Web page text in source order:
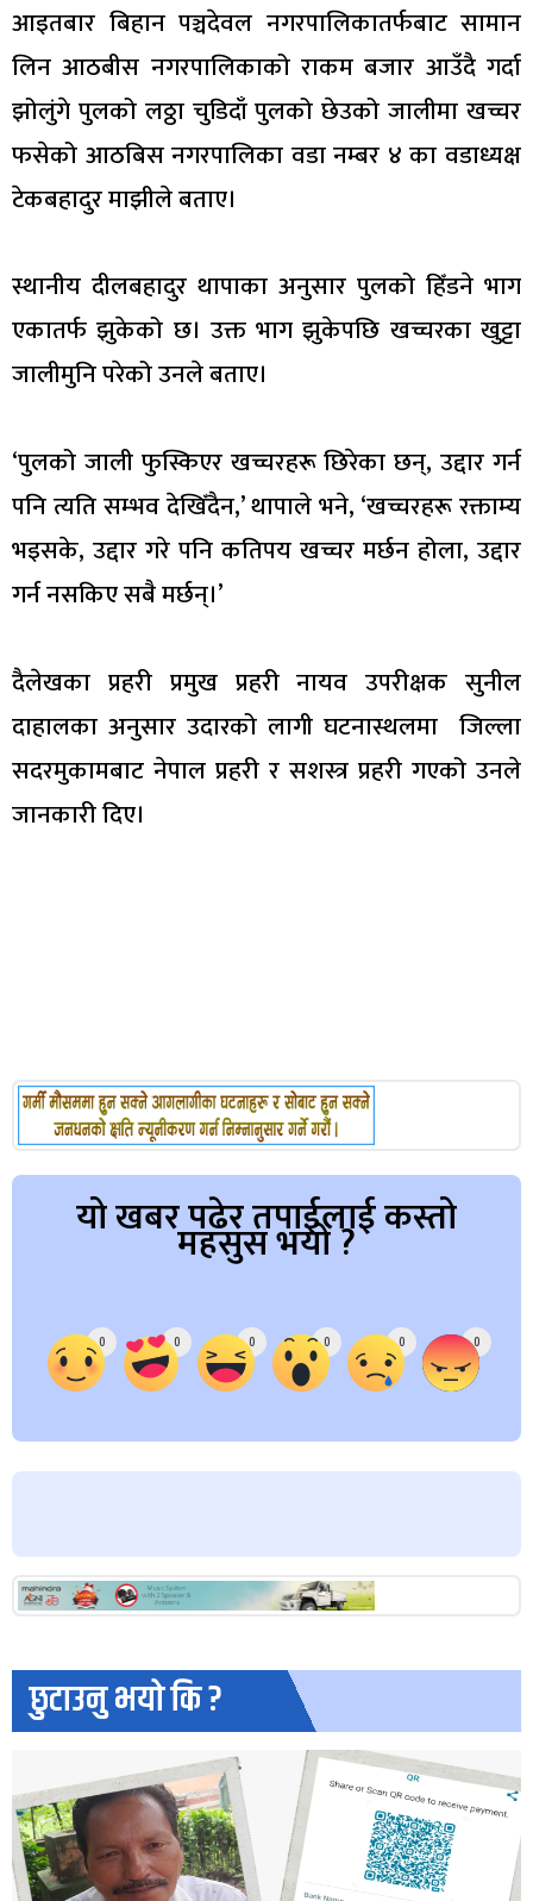
आइतबार बिहान पञ्चदेवल नगरपालिकातर्फबाट सामान
लिन आठबीस नगरपालिकाको राकम बजार आउँदै गर्दा
झोलुंगे पुलको लठ्ठा चुडिदाँ पुलको छेउको जालीमा खच्चर
फसेको आठबिस नगरपालिका वडा नम्बर ४ का वडाध्यक्ष
टेकबहादुर माझीले बताए।
स्थानीय दीलबहादुर थापाका अनुसार पुलको हिँडने भाग
एकातर्फ झुकेको छ। उक्त भाग झुकेपछि खच्चरका खुट्टा
जालीमुनि परेको उनले बताए।
‘पुलको जाली फुस्किएर खच्चरहरू छिरेका छन्, उद्दार गर्न
पनि त्यति सम्भव देखिँदैन,’ थापाले भने, ‘खच्चरहरू रक्ताम्य
भइसके, उद्दार गरे पनि कतिपय खच्चर मर्छन होला, उद्दार
गर्न नसकिए सबै मर्छन्।’
दैलेखका प्रहरी प्रमुख प्रहरी नायव उपरीक्षक सुनील
दाहालका अनुसार उदारको लागी घटनास्थलमा जिल्ला
सदरमुकामबाट नेपाल प्रहरी र सशस्त्र प्रहरी गएको उनले
जानकारी दिए।
यो खबर पढेर तपाईलाई कस्तो
महसुस भयो ?
0 0 0 0 0 0
छुटाउनु भयो कि ?